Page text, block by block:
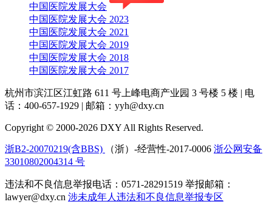
中国医院发展大会
中国医院发展大会 2023
中国医院发展大会 2021
中国医院发展大会 2019
中国医院发展大会 2018
中国医院发展大会 2017
杭州市滨江区江虹路 611 号上峰电商产业园 3 号楼 5 楼 | 电
话：400-657-1929 | 邮箱：yyh@dxy.cn
Copyright © 2000-2026 DXY All Rights Reserved.
浙B2-20070219(含BBS) （浙）-经营性-2017-0006 浙公网安备
33010802004314 号
违法和不良信息举报电话：0571-28291519 举报邮箱：
lawyer@dxy.cn 涉未成年人违法和不良信息举报专区